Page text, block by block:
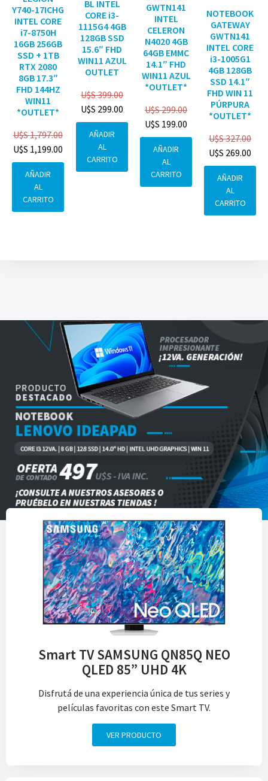
Y740-17ICHG
INTEL CORE
i7-8750H
16GB 256GB
SSD + 1TB
RTX 2080
8GB 17.3″
FHD 144HZ
WIN11
*OUTLET*
U$S1,797.00
U$S 1,199.00
AÑADIR
AL
CARRITO
BL INTEL
CORE i3-
1115G4 4GB
128GB SSD
15.6″ FHD
WIN11 AZUL
OUTLET
U$S399.00
U$S 299.00
AÑADIR
AL
CARRITO
GWTN141
INTEL
CELERON
N4020 4GB
64GB EMMC
14.1″ FHD
WIN11 AZUL
*OUTLET*
U$S299.00
U$S 199.00
AÑADIR
AL
CARRITO
NOTEBOOK
GATEWAY
GWTN141
INTEL CORE
i3-1005G1
4GB 128GB
SSD 14.1″
FHD WIN 11
PÚRPURA
*OUTLET*
U$S327.00
U$S 269.00
AÑADIR
AL
CARRITO
Smart TV SAMSUNG QN85Q NEO
QLED 85” UHD 4K
Disfrutá de una experiencia única de tus series y
películas favoritas con este Smart TV.
VER PRODUCTO